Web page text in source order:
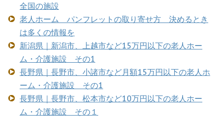
全国の施設
老人ホーム パンフレットの取り寄せ方 決めるとき
は多くの情報を
新潟県｜新潟市、上越市など15万円以下の老人ホー
ム・介護施設 その1
長野県｜長野市、小諸市など月額15万円以下の老人ホ
ーム・介護施設 その1
長野県｜長野市、松本市など10万円以下の老人ホー
ム・介護施設 その１